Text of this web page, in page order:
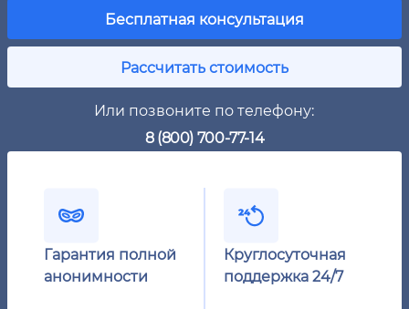
Бесплатная консультация
Рассчитать стоимость
Или позвоните по телефону:
8 (800) 700-77-14
Гарантия полной
анонимности
Круглосуточная
поддержка 24/7